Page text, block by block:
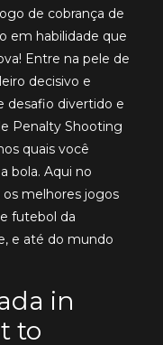
de cobrança de
em habilidade que
Entre na pele de
decisivo e
desafio divertido e
Penalty Shooting
quais você
bola. Aqui no
melhores jogos
futebol da
e até do mundo
in
to